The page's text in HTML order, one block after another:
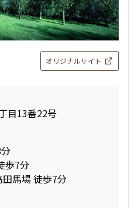
オリジナルサイト
目13番22号
歩7分
馬場 徒歩7分